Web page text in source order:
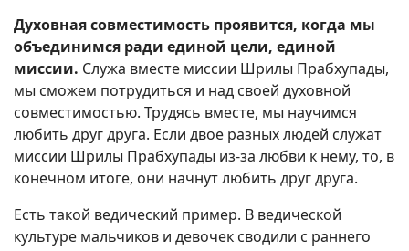
Духовная совместимость проявится, когда мы
объединимся ради единой цели, единой
миссии. Служа вместе миссии Шрилы Прабхупады,
мы сможем потрудиться и над своей духовной
совместимостью. Трудясь вместе, мы научимся
любить друг друга. Если двое разных людей служат
миссии Шрилы Прабхупады из-за любви к нему, то, в
конечном итоге, они начнут любить друг друга.
Есть такой ведический пример. В ведической
культуре мальчиков и девочек сводили с раннего